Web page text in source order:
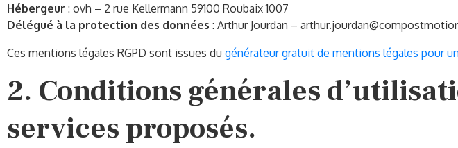
Hébergeur : ovh – 2 rue Kellermann 59100 Roubaix 1007
Délégué à la protection des données : Arthur Jourdan –
Ces mentions légales RGPD sont issues du générateur gratuit de mentions légales pour
2. Conditions générales
services proposés.